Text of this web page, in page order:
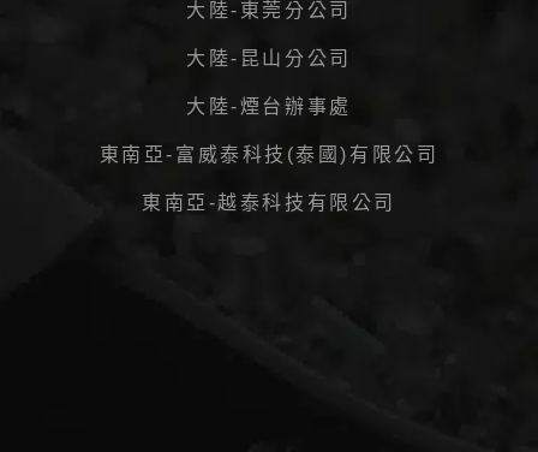
大陸-東莞分公司
大陸-昆山分公司
大陸-煙台辦事處
東南亞-富威泰科技(泰國)有限公司
東南亞-越泰科技有限公司